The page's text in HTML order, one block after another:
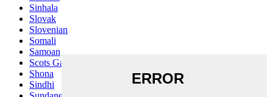
Sinhala
Slovak
Slovenian
Somali
Samoan
Scots Gaelic
Shona
Sindhi